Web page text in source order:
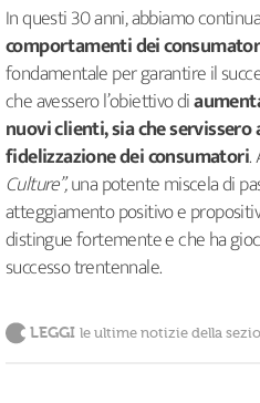
In questi 30 anni, abbiamo
comportamenti dei
fondamentale per garantire il
che avessero l’obiettivo di
nuovi clienti, sia che
fidelizzazione dei consumatori.
Culture”,una potente miscela di
atteggiamento positivo e
distingue fortemente e che ha
successo trentennale.
LEGGI le ultime notizie della